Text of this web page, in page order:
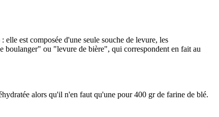
est composée d'une seule souche de levure, les
boulanger" ou "levure de bière", qui correspondent en fait au
alors qu'il n'en faut qu'une pour 400 gr de farine de blé.